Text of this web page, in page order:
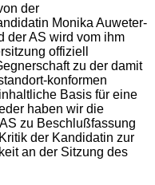
der
Monika Auweter-
der AS wird vom ihm
offiziell
zu der damit
konformen
Basis für eine
haben wir die
zu Beschlußfassung
der Kandidatin zur
an der Sitzung des